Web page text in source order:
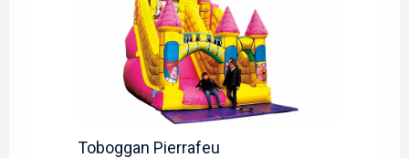
Toboggan Pierrafeu